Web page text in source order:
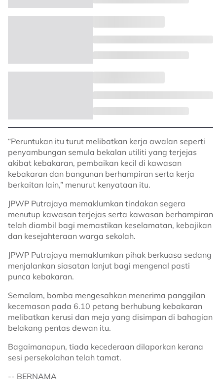
“Peruntukan itu turut melibatkan kerja awalan seperti
penyambungan semula bekalan utiliti yang terjejas
akibat kebakaran, pembaikan kecil di kawasan
kebakaran dan bangunan berhampiran serta kerja
berkaitan lain,” menurut kenyataan itu.
JPWP Putrajaya memaklumkan tindakan segera
menutup kawasan terjejas serta kawasan berhampiran
telah diambil bagi memastikan keselamatan, kebajikan
dan kesejahteraan warga sekolah.
JPWP Putrajaya memaklumkan pihak berkuasa sedang
menjalankan siasatan lanjut bagi mengenal pasti
punca kebakaran.
Semalam, bomba mengesahkan menerima panggilan
kecemasan pada 6.10 petang berhubung kebakaran
melibatkan kerusi dan meja yang disimpan di bahagian
belakang pentas dewan itu.
Bagaimanapun, tiada kecederaan dilaporkan kerana
sesi persekolahan telah tamat.
-- BERNAMA